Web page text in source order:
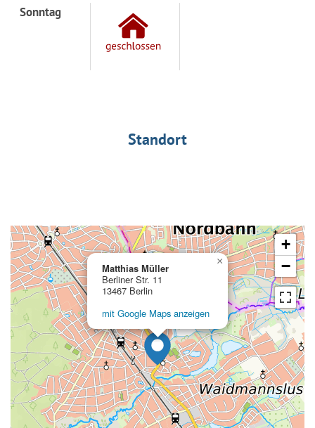
Sonntag
Standort
Matthias Müller
Berliner Str. 11
13467 Berlin
mit Google Maps anzeigen
×
+
−